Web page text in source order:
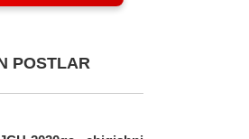
POSTLAR